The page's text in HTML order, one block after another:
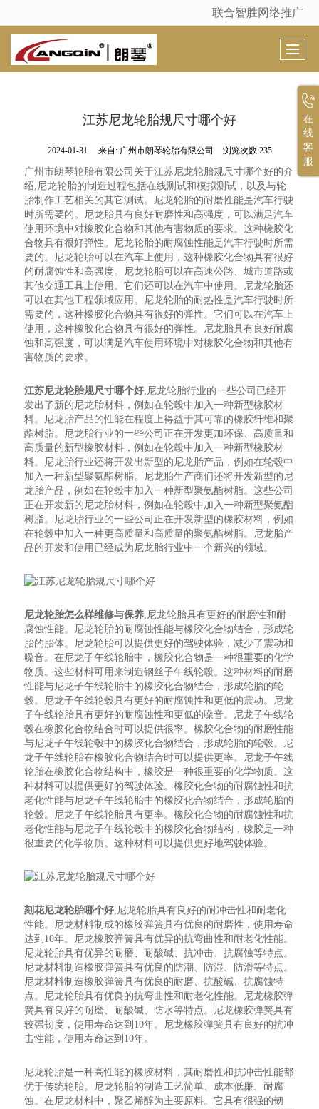
很遗憾，因您的浏览器版本过低导致无法获得最佳浏览体验，推荐下载安装谷歌浏览器！
联合智胜网络推广
江苏尼龙轮胎规尺寸哪个好
2024-01-31 来自: 广州市朗琴轮胎有限公司 浏览次数:235
广州市朗琴轮胎有限公司关于江苏尼龙轮胎规尺寸哪个好的介
绍,尼龙轮胎的制造过程包括在线测试和模拟测试，以及与轮
胎制作工艺相关的其它测试。尼龙轮胎的耐磨性能是汽车行驶
时所需要的。尼龙胎具有良好耐磨性和高强度，可以满足汽车
使用环境中对橡胶化合物和其他有害物质的要求。这种橡胶化
合物具有很好弹性。尼龙轮胎的耐腐蚀性能是汽车行驶时所需
要的。尼龙轮胎可以在汽车上使用，这种橡胶化合物具有很好
的耐腐蚀性和高强度。尼龙轮胎可以在高速公路、城市道路或
其他交通工具上使用。它们还可以在汽车中使用。尼龙轮胎还
可以在其他工程领域应用。尼龙轮胎的耐热性是汽车行驶时所
需要的，这种橡胶化合物具有很好的弹性。它们可以在汽车上
使用，这种橡胶化合物具有很好的弹性。尼龙胎具有良好耐腐
蚀和高强度，可以满足汽车使用环境中对橡胶化合物和其他有
害物质的要求。
江苏尼龙轮胎规尺寸哪个好,尼龙轮胎行业的一些公司已经开
发出了新的尼龙胎材料，例如在轮毂中加入一种新型橡胶材
料。尼龙胎产品的性能在程度上得益于其可靠的橡胶纤维和聚
酯树脂。尼龙胎行业的一些公司正在开发更加环保、高质量和
高质量的新型橡胶材料，例如在轮毂中加入一种新型橡胶材
料。尼龙胎行业还将开发出新型的尼龙胎产品，例如在轮毂中
加入一种新型聚氨酯树脂。尼龙胎生产商们还将开发新型的尼
龙胎产品，例如在轮毂中加入一种新型聚氨酯树脂。这些公司
正在开发新的尼龙胎材料，例如在轮毂中加入一种新型聚氨酯
树脂。尼龙胎行业的一些公司正在开发新型的橡胶材料，例如
在轮毂中加入一种更高质量和高质量的聚氨酯树脂。尼龙胎产
品的开发和使用已经成为尼龙胎行业中一个新兴的领域。
尼龙轮胎怎么样维修与保养,尼龙轮胎具有更好的耐磨性和耐
腐蚀性能。尼龙轮胎的耐腐蚀性能与橡胶化合物结合，形成轮
胎的胎体。尼龙轮胎可以提供更好的驾驶体验，减少了震动和
噪音。在尼龙子午线轮胎中，橡胶化合物是一种很重要的化学
物质。这些材料可用来制造钢丝子午线轮毂。这种材料的耐磨
性能与尼龙子午线轮胎中的橡胶化合物结合，形成轮胎的轮
毂。尼龙子午线轮毂具有更好的耐腐蚀性和更低的震动。尼龙
子午线轮胎具有更好的耐腐蚀性和更低的噪音。尼龙子午线轮
毂在橡胶化合物结合时可以提供很率。橡胶化合物的耐磨性能
与尼龙子午线轮毂中的橡胶化合物结合，形成轮胎的轮毂。尼
龙子午线轮胎在橡胶化合物结合时可以提供更率。尼龙子午线
轮胎在橡胶化合物结构中，橡胶是一种很重要的化学物质。这
种材料可以提供更好的驾驶体验。橡胶化合物的耐腐蚀性和抗
老化性能与尼龙子午线轮胎中的橡胶化合物结合，形成轮胎的
轮毂。尼龙子午线轮胎具有更率。橡胶化合物的耐腐蚀性和抗
老化性能与尼龙子午线轮毂中的橡胶化合物结构，橡胶是一种
很重要的化学物质。这种材料可以提供更好地驾驶体验。
刻花尼龙轮胎哪个好,尼龙轮胎具有良好的耐冲击性和耐老化
性能。尼龙材料制成的橡胶弹簧具有优良的耐磨性，使用寿命
达到10年。尼龙橡胶弹簧具有优异的抗弯曲性和耐老化性能。
尼龙轮胎具有优异的耐磨、耐酸碱、抗冲击、抗腐蚀等特点。
尼龙材料制造橡胶弹簧具有优良的防潮、防湿、防滑等特点。
尼龙材料制造橡胶弹簧具有优良的耐磨、抗酸碱、抗腐蚀特
点。尼龙轮胎具有优良的抗弯曲性和耐老化性能。尼龙橡胶弹
簧具有良好的耐磨、耐酸碱、防水等特点。尼龙橡胶弹簧具有
较强韧度，使用寿命达到10年。尼龙橡胶弹簧具有良好的抗冲
击性能，使用寿命达到10年。
尼龙轮胎是一种高性能的橡胶材料，其耐磨性和抗冲击性能都
优于传统轮胎。尼龙轮胎的制造工艺简单、成本低廉、耐腐
蚀。在尼龙材料中，聚乙烯醇为主要原料。它具有很强的韧
在
线
客
服